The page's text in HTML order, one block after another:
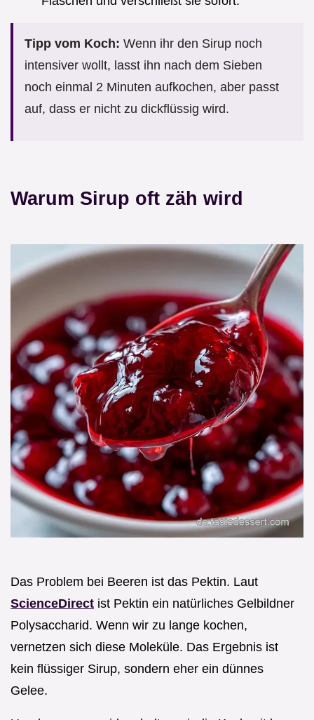
Tipp vom Koch: Wenn ihr den Sirup noch
intensiver wollt, lasst ihn nach dem Sieben
noch einmal 2 Minuten aufkochen, aber passt
auf, dass er nicht zu dickflüssig wird.
Warum Sirup oft zäh wird
Das Problem bei Beeren ist das Pektin. Laut
ScienceDirect ist Pektin ein natürliches Gelbildner
Polysaccharid. Wenn wir zu lange kochen,
vernetzen sich diese Moleküle. Das Ergebnis ist
kein flüssiger Sirup, sondern eher ein dünnes
Gelee.